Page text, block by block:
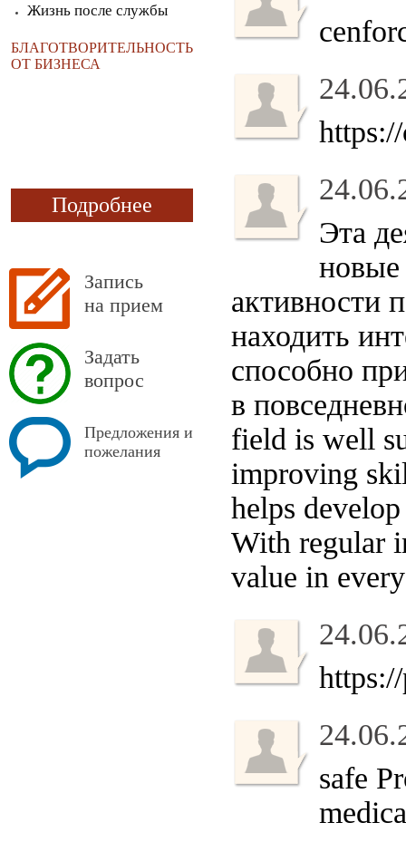
Жизнь после службы
БЛАГОТВОРИТЕЛЬНОСТЬ
ОТ БИЗНЕСА
Подробнее
Запись
на прием
Задать
вопрос
Предложения и
пожелания
Эта
новые
активности
находить
способно
в
field is well
improving
helps
With regular
value in
safe